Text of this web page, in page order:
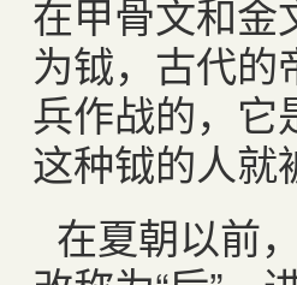
在甲骨文和金
为钺，古代的
兵作战的，它
这种钺的人就
在夏朝以前